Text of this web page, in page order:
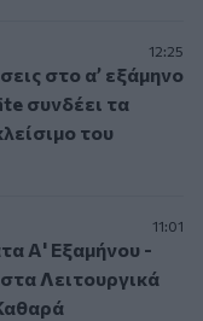
12:25
στο α’ εξάμηνο
συνδέει τα
του
11:01
Α' Εξαμήνου -
Λειτουργικά